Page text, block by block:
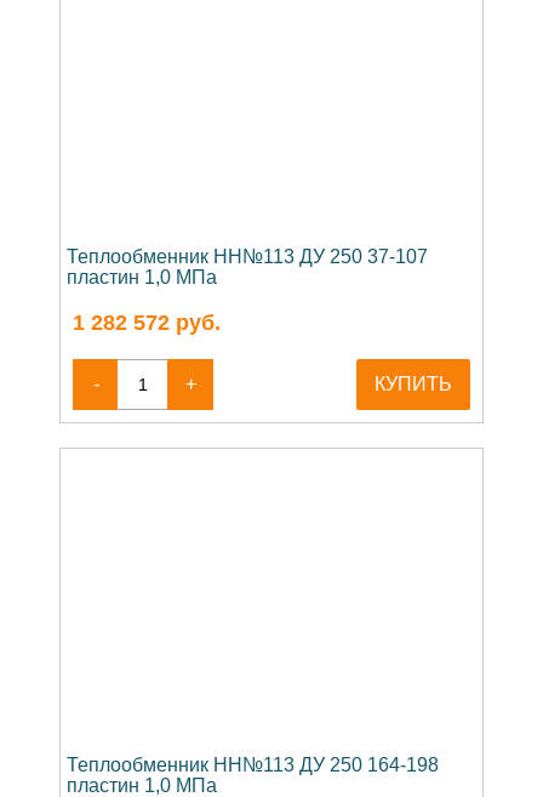
Теплообменник НН№113 ДУ 250 37-107
пластин 1,0 МПа
1 282 572 руб.
- + КУПИТЬ
Теплообменник НН№113 ДУ 250 164-198
пластин 1,0 МПа